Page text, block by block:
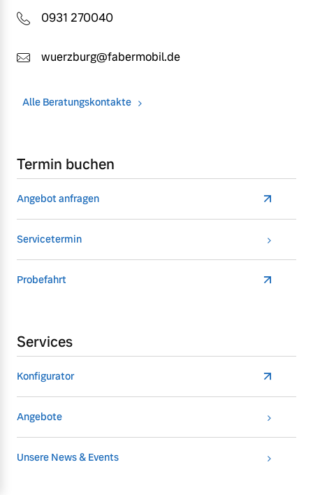
0931 270040
wuerzburg@fabermobil.de
Alle Beratungskontakte
Termin buchen
Angebot anfragen
Servicetermin
Probefahrt
Services
Konfigurator
Angebote
Unsere News & Events